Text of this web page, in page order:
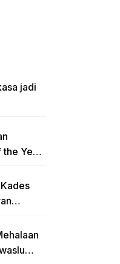
jadi
the Year